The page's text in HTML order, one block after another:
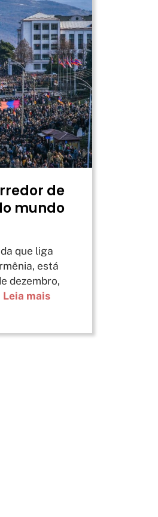
de
mundo
que liga
está
dezembro,
Leia mais